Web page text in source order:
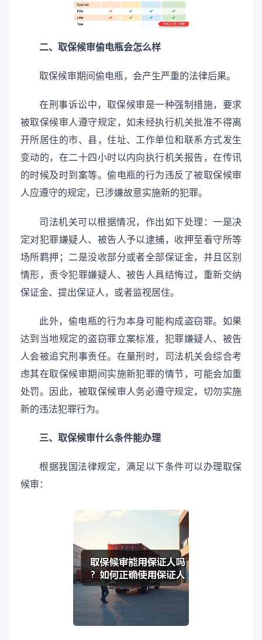
二、取保候审偷电瓶会怎么样
取保候审期间偷电瓶，会产生严重的法律后果。
在刑事诉讼中，取保候审是一种强制措施，要求
被取保候审人遵守规定，如未经执行机关批准不得离
开所居住的市、县，住址、工作单位和联系方式发生
变动的，在二十四小时以内向执行机关报告，在传讯
的时候及时到案等。偷电瓶的行为违反了被取保候审
人应遵守的规定，已涉嫌故意实施新的犯罪。
司法机关可以根据情况，作出如下处理：一是决
定对犯罪嫌疑人、被告人予以逮捕，收押至看守所等
场所羁押；二是没收部分或者全部保证金，并且区别
情形，责令犯罪嫌疑人、被告人具结悔过，重新交纳
保证金、提出保证人，或者监视居住。
此外，偷电瓶的行为本身可能构成盗窃罪。如果
达到当地规定的盗窃罪立案标准，犯罪嫌疑人、被告
人会被追究刑事责任。在量刑时，司法机关会综合考
虑其在取保候审期间实施新犯罪的情节，可能会加重
处罚。因此，被取保候审人务必遵守规定，切勿实施
新的违法犯罪行为。
三、取保候审什么条件能办理
根据我国法律规定，满足以下条件可以办理取保
候审：